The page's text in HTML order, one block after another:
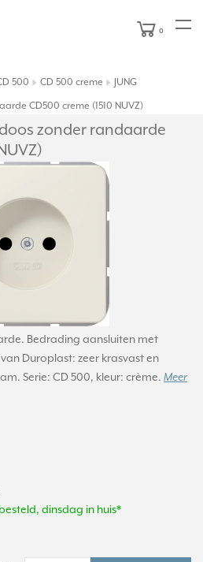
0
500 CD 500 creme
JUNG
CD500 creme (1510 NUVZ)
zonder randaarde
Bedrading aansluiten met
Duroplast: zeer krasvast en
Serie: CD 500, kleur: crème. Meer
dinsdag in huis*